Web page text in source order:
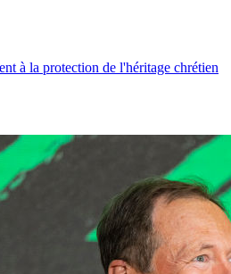
à la protection de l'héritage chrétien